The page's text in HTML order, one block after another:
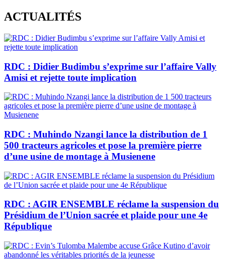
Skip
to
content
ACTUALITÉS
RDC : Didier Budimbu s’exprime sur l’affaire Vally
Amisi et rejette toute implication
RDC : Muhindo Nzangi lance la distribution de 1
500 tracteurs agricoles et pose la première pierre
d’une usine de montage à Musienene
RDC : AGIR ENSEMBLE réclame la suspension du
Présidium de l’Union sacrée et plaide pour une 4e
République